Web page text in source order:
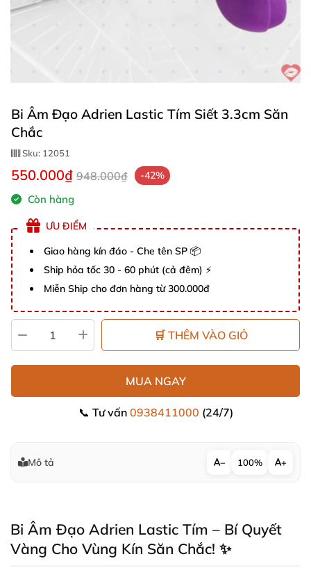
Bi Âm Đạo Adrien Lastic Tím Siết 3.3cm Săn
Chắc
Sku: 12051
550.000₫ 948.000₫ -42%
Còn hàng
ƯU ĐIỂM
Giao hàng kín đáo - Che tên SP 📦
Ship hỏa tốc 30 - 60 phút (cả đêm) ⚡
Miễn Ship cho đơn hàng từ 300.000đ
🛒 THÊM VÀO GIỎ
MUA NGAY
📞 Tư vấn 0938411000 (24/7)
Mô tả − 100% +
Bi Âm Đạo Adrien Lastic Tím – Bí Quyết
Vàng Cho Vùng Kín Săn Chắc! ✨